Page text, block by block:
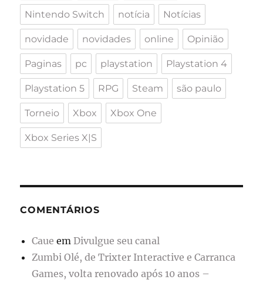
Nintendo Switch notícia Notícias
novidade novidades online Opinião
Paginas pc playstation Playstation 4
Playstation 5 RPG Steam são paulo
Torneio Xbox Xbox One
Xbox Series X|S
COMENTÁRIOS
Caue em Divulgue seu canal
Zumbi Olé, de Trixter Interactive e Carranca
Games, volta renovado após 10 anos –